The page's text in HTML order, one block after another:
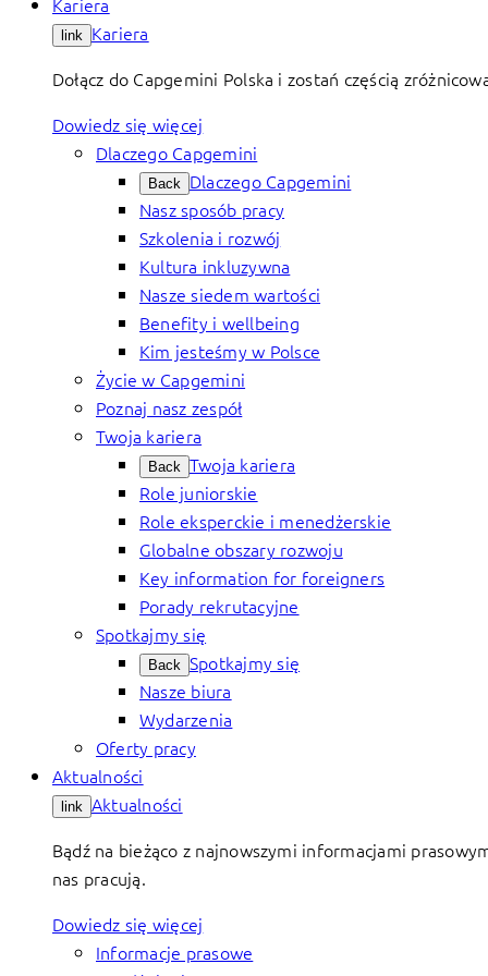
link Kariera
Dołącz do Capgemini Polska i zostań częścią
Dowiedz się więcej
Dlaczego Capgemini
Back Dlaczego Capgemini
Nasz sposób pracy
Szkolenia i rozwój
Kultura inkluzywna
Nasze siedem wartości
Benefity i wellbeing
Kim jesteśmy w Polsce
Życie w Capgemini
Poznaj nasz zespół
Twoja kariera
Back Twoja kariera
Role juniorskie
Role eksperckie i menedżerskie
Globalne obszary rozwoju
Key information for foreigners
Porady rekrutacyjne
Spotkajmy się
Back Spotkajmy się
Nasze biura
Wydarzenia
Oferty pracy
Aktualności
link Aktualności
Bądź na bieżąco z najnowszymi informacjami
nas pracują.
Dowiedz się więcej
Informacje prasowe